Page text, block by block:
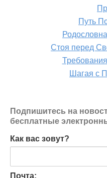
Путь
Стоя перед
Шагая с
Подпишитесь на
бесплатные
Как вас зовут?
Почта: